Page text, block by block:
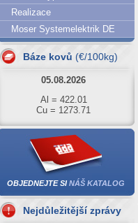
Realizace
Moser Systemelektrik DE
Báze kovů (€/100kg)
06.08.2026
Al = 417.66
Cu = 1267.53
Cu = 1273.71
04.08.2026
Al = 420.89
Cu = 1250.39
03.08.2026
Cu = 1245.59
OBJEDNEJTE SINÁŠ KATALOG
Nejdůležitější zprávy